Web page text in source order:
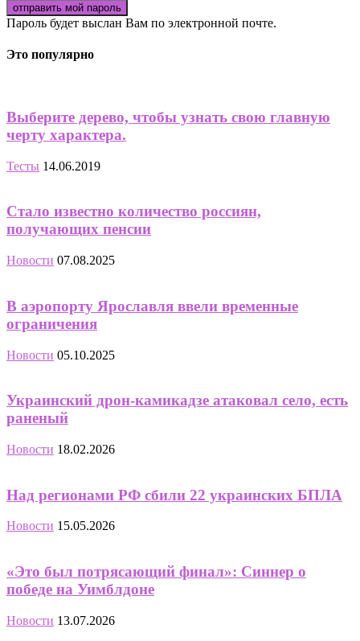
Пароль будет выслан Вам по электронной почте.
Это популярно
Выберите дерево, чтобы узнать свою главную
черту характера.
Тесты 14.06.2019
Стало известно количество россиян,
получающих пенсии
Новости 07.08.2025
В аэропорту Ярославля ввели временные
ограничения
Новости 05.10.2025
Украинский дрон-камикадзе атаковал село, есть
раненый
Новости 18.02.2026
Над регионами РФ сбили 22 украинских БПЛА
Новости 15.05.2026
«Это был потрясающий финал»: Синнер о
победе на Уимблдоне
Новости 13.07.2026